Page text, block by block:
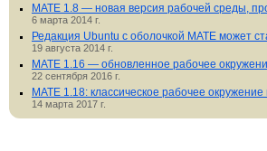
MATE 1.8 — новая версия рабочей среды,
6 марта 2014 г.
Редакция Ubuntu с оболочкой MATE может
19 августа 2014 г.
MATE 1.16 — обновленное рабочее
22 сентября 2016 г.
MATE 1.18: классическое рабочее
14 марта 2017 г.